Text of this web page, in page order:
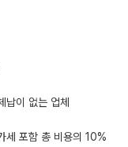
납이 없는 업체
세 포함 총 비용의 10%